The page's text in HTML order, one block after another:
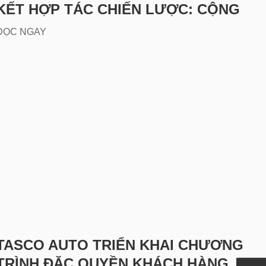
HỢP TÁC CHIẾN LƯỢC: CỘNG
HỆ SINH THÁI, THÚC ĐẨY
NGAY
AUTO TRIỂN KHAI CHƯƠNG